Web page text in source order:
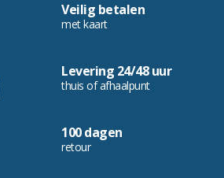
Veilig betalen
met kaart
Levering 24/48 uur
thuis of afhaalpunt
100 dagen
retour